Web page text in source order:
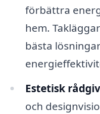
förbättra
hem.
bästa
Estetisk
och